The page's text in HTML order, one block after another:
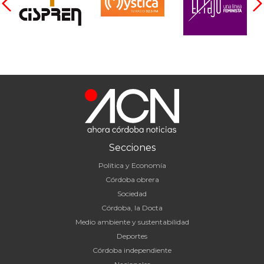
Secciones
Política y Economía
Córdoba obrera
Sociedad
Córdoba, la Docta
Medio ambiente y sustentabilidad
Deportes
Córdoba independiente